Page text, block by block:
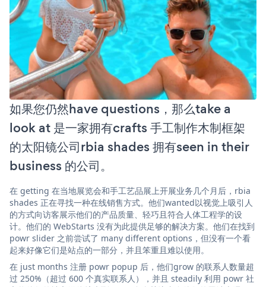
如果您仍然have questions，那么take a
look at 是一家拥有crafts 手工制作木制框架
的太阳镜公司rbia shades 拥有seen in their
business 的公司。
在 getting 在当地展览会和手工艺品展上开展业务几个月后，rbia
shades 正在寻找一种在线销售方式。他们wanted以视觉上吸引人
的方式向访客展示他们的产品质量、轻巧且符合人体工程学的设
计。他们的 WebStarts 没有为此提供足够的解决方案。他们在找到
powr slider 之前尝试了 many different options，但没有一个看
起来好像它们是站点的一部分，并且笨重且难以使用。
在 just months 注册 powr popup 后，他们grow 的联系人数量超
过 250%（超过 600 个真实联系人），并且 steadily 利用 powr 社